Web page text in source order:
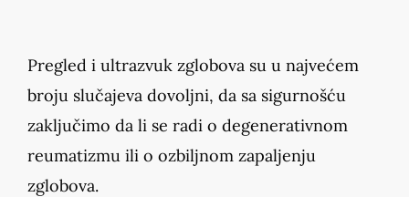
Pregled i ultrazvuk zglobova su u najvećem
broju slučajeva dovoljni, da sa sigurnošću
zaključimo da li se radi o degenerativnom
reumatizmu ili o ozbiljnom zapaljenju
zglobova.